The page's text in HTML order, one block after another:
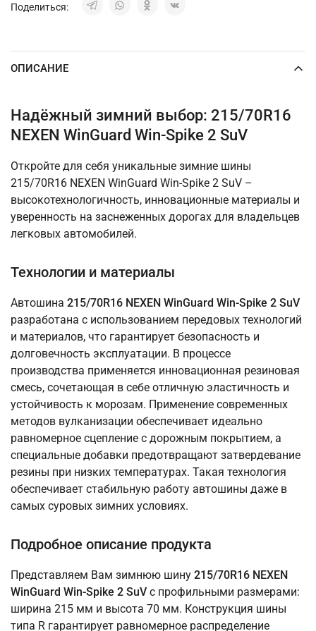
Поделиться:
ОПИСАНИЕ
Надёжный зимний выбор: 215/70R16
NEXEN WinGuard Win-Spike 2 SuV
Откройте для себя уникальные зимние шины
215/70R16 NEXEN WinGuard Win-Spike 2 SuV –
высокотехнологичность, инновационные материалы и
уверенность на заснеженных дорогах для владельцев
легковых автомобилей.
Технологии и материалы
Автошина 215/70R16 NEXEN WinGuard Win-Spike 2 SuV
разработана с использованием передовых технологий
и материалов, что гарантирует безопасность и
долговечность эксплуатации. В процессе
производства применяется инновационная резиновая
смесь, сочетающая в себе отличную эластичность и
устойчивость к морозам. Применение современных
методов вулканизации обеспечивает идеально
равномерное сцепление с дорожным покрытием, а
специальные добавки предотвращают затвердевание
резины при низких температурах. Такая технология
обеспечивает стабильную работу автошины даже в
самых суровых зимних условиях.
Подробное описание продукта
Представляем Вам зимнюю шину 215/70R16 NEXEN
WinGuard Win-Spike 2 SuV с профильными размерами:
ширина 215 мм и высота 70 мм. Конструкция шины
типа R гарантирует равномерное распределение